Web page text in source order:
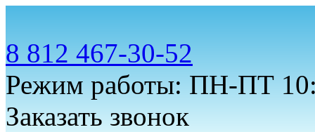
8 812 467-30-52
Режим работы: ПН-ПТ
Заказать звонок